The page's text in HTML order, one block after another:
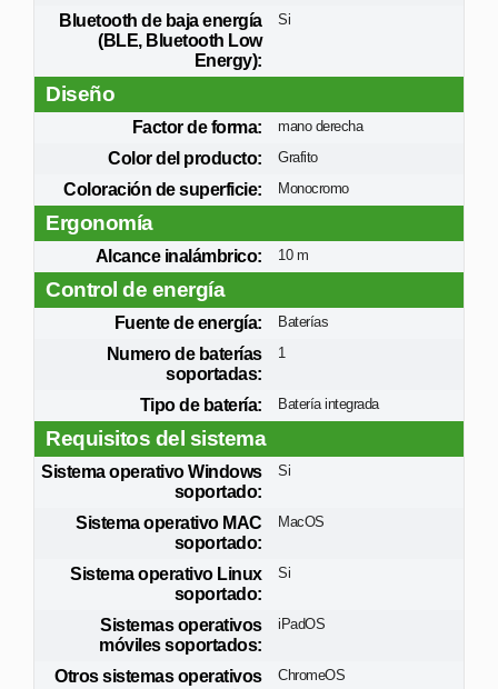
Bluetooth de baja energía
(BLE, Bluetooth Low
Energy):
Si
Diseño
Factor de forma: mano derecha
Color del producto: Grafito
Coloración de superficie: Monocromo
Ergonomía
Alcance inalámbrico: 10 m
Control de energía
Fuente de energía: Baterías
Numero de baterías
soportadas:
1
Tipo de batería: Batería integrada
Requisitos del sistema
Sistema operativo Windows
soportado:
Si
Sistema operativo MAC
soportado:
MacOS
Sistema operativo Linux
soportado:
Si
Sistemas operativos
móviles soportados:
iPadOS
Otros sistemas operativos
ChromeOS